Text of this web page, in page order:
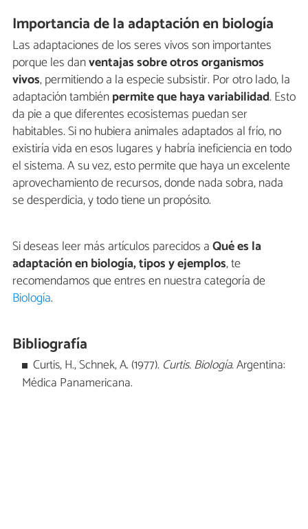
Importancia de la adaptación en biología
Las adaptaciones de los seres vivos son importantes
porque les danventajas sobre otros organismos
vivos, permitiendo a la especie subsistir. Por otro lado, la
adaptación tambiénpermite que haya variabilidad. Esto
da pie a que diferentes ecosistemas puedan ser
habitables. Si no hubiera animales adaptados al frío, no
existiría vida en esos lugares y habría ineficiencia en todo
el sistema. A su vez, esto permite que haya un excelente
aprovechamiento de recursos, donde nada sobra, nada
se desperdicia, y todo tiene un propósito.
Si deseas leer más artículos parecidos aQué es la
adaptación en biología, tipos y ejemplos, te
recomendamos que entres en nuestra categoría de
Biología.
Bibliografía
Curtis, H., Schnek, A. (1977). Curtis.Biología.Argentina:
Médica Panamericana.